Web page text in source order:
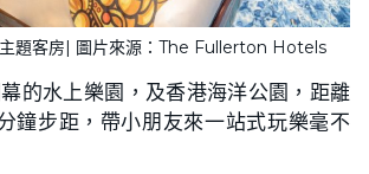
題客房| 圖片來源：The Fullerton Hotels
的水上樂園，及香港海洋公園，距離
鐘步距，帶小朋友來一站式玩樂毫不